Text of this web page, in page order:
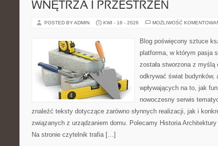
WNĘTRZA I PRZESTRZEŃ
POSTED BY ADMIN KWI - 16 - 2026 MOŻLIWOŚĆ
Blog poświęcony sztuce
platforma, w którym pasja
została stworzona z
odkrywać świat
wpływających na to, jak
nowoczesny serwis
znaleźć teksty dotyczące zarówno słynnych realizacji, jak i
związanych z urządzaniem domu. Polecamy Historia
Na stronie czytelnik trafia […]